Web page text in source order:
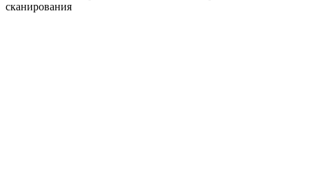
сканирования